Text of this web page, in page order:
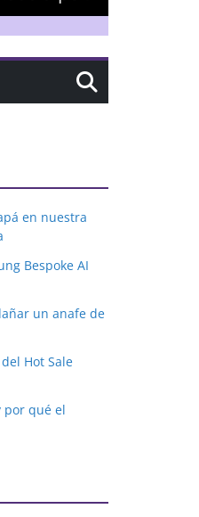
en nuestra
Bespoke AI
un anafe de
Hot Sale
por qué el